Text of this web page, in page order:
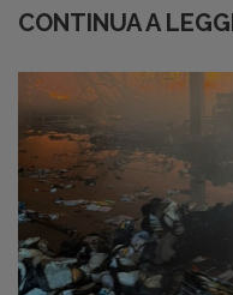
CONTINUA A